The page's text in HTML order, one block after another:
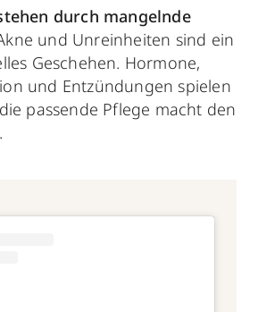
durch mangelnde
und Unreinheiten sind ein
Geschehen. Hormone,
und Entzündungen spielen
passende Pflege macht den